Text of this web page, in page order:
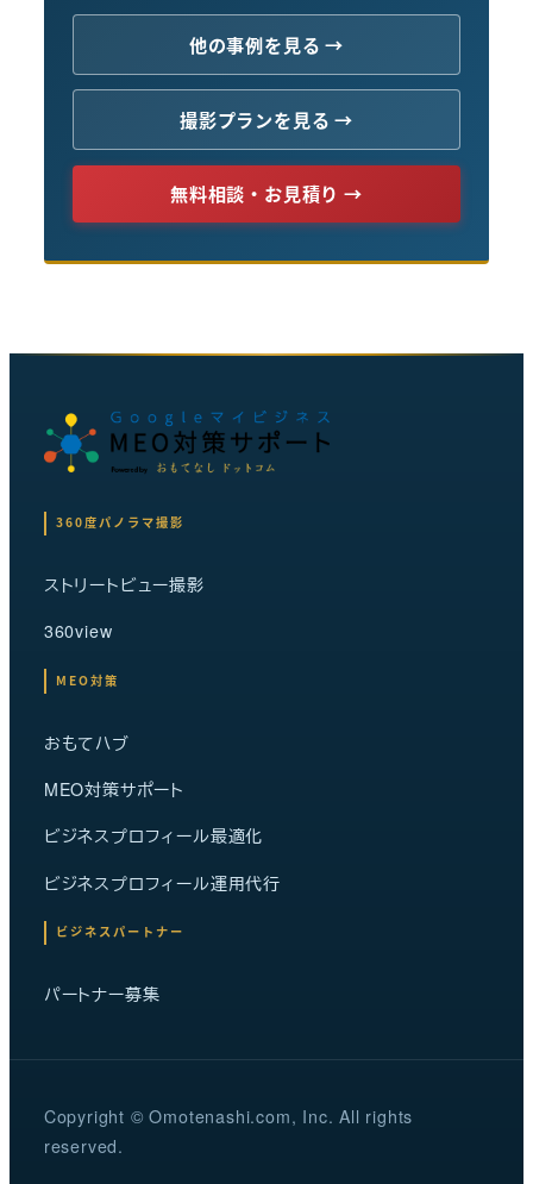
他の事例を見る →
撮影プランを見る →
無料相談・お見積り →
360度パノラマ撮影
ストリートビュー撮影
360view
MEO対策
おもてハブ
MEO対策サポート
ビジネスプロフィール最適化
ビジネスプロフィール運用代行
ビジネスパートナー
パートナー募集
Copyright © Omotenashi.com, Inc. All rights
reserved.